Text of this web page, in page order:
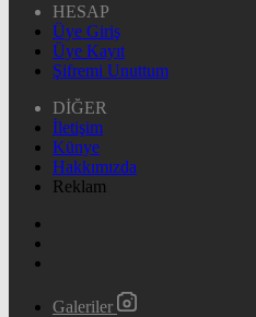
HESAP
Üye Giriş
Üye Kayıt
Şifremi Unuttum
DİĞER
İletişim
Künye
Hakkımızda
Reklam
Galeriler